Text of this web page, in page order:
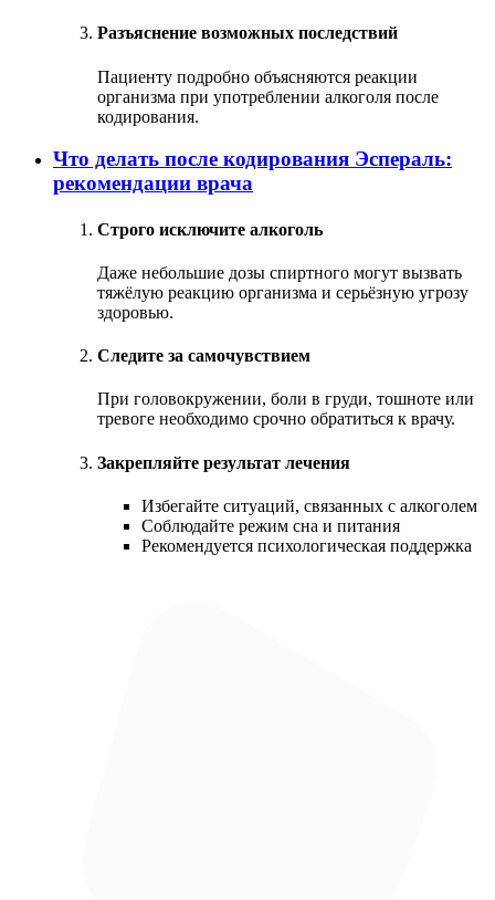
Разъяснение возможных последствий
Пациенту подробно объясняются реакции
организма при употреблении алкоголя после
кодирования.
Что делать после кодирования Эспераль:
рекомендации врача
Строго исключите алкоголь
Даже небольшие дозы спиртного могут вызвать
тяжёлую реакцию организма и серьёзную угрозу
здоровью.
Следите за самочувствием
При головокружении, боли в груди, тошноте или
тревоге необходимо срочно обратиться к врачу.
Закрепляйте результат лечения
Избегайте ситуаций, связанных с алкоголем
Соблюдайте режим сна и питания
Рекомендуется психологическая поддержка